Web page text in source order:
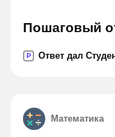
Пошаговый
P Ответ дал
Математика